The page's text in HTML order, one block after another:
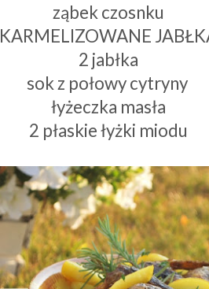
ząbek czosnku
KARMELIZOWANE
2 jabłka
sok z połowy cytryny
łyżeczka masła
2 płaskie łyżki miodu